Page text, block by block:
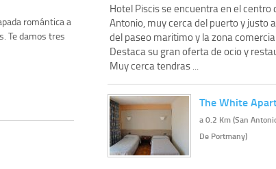
romántica a
Te damos tres
Hotel Piscis se encuentra en el centro
Antonio, muy cerca del puerto y justo
del paseo maritimo y la zona
Destaca su gran oferta de ocio y
Muy cerca tendras ...
The White
a 0.2 Km (San
De Portmany)